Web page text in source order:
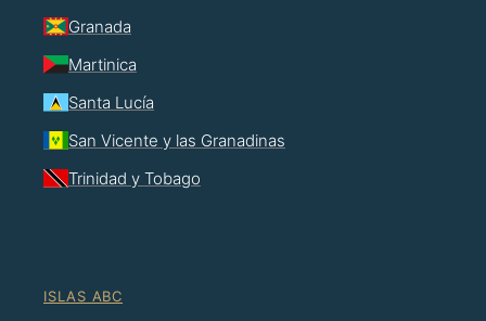
Granada
Martinica
Santa Lucía
San Vicente y las Granadinas
Trinidad y Tobago
ISLAS ABC